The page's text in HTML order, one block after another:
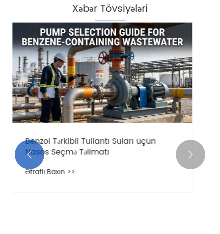
Xəbər Tövsiyələri
Mərkəzdənqaçma Pompasının Arızası ilə
bağlı 5 Xəbərdarlıq İşarəsi
Ətraflı Baxın >>
 